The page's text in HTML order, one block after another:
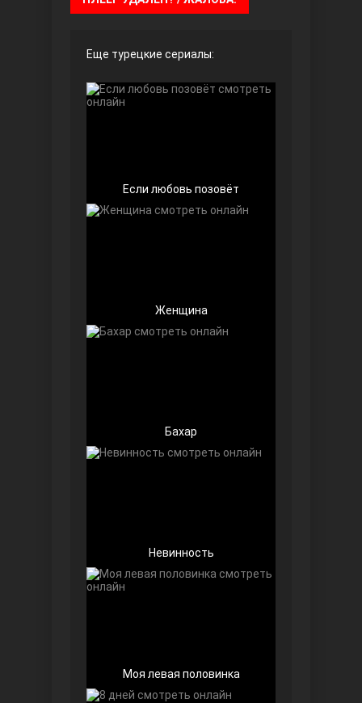
Чёрно-белая любовь
Далекий город
Еще турецкие сериалы:
Если любовь позовёт
Женщина
Бахар
Невинность
Моя левая половинка